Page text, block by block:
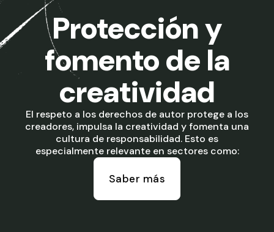
Protección y
fomento de la
creatividad
El respeto a los derechos de autor protege a los
creadores, impulsa la creatividad y fomenta una
cultura de responsabilidad. Esto es
especialmente relevante en sectores como:
Saber más